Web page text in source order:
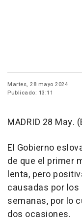
Martes, 28 mayo 2024
Publicado: 13:11
MADRID 28 May.
El Gobierno
de que el primer
lenta, pero
causadas por
semanas, por lo
dos ocasiones.